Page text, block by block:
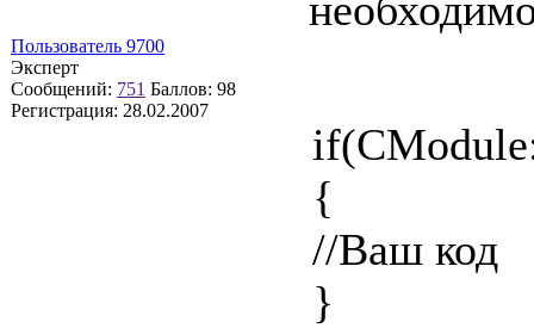
Пользователь 9700
Эксперт
Сообщений: 751 Баллов: 98
Регистрация: 28.02.2007
{
//Ваш код
}